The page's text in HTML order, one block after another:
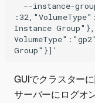
--instance-
Instance
GUIでクラスター
サーバーにログオ